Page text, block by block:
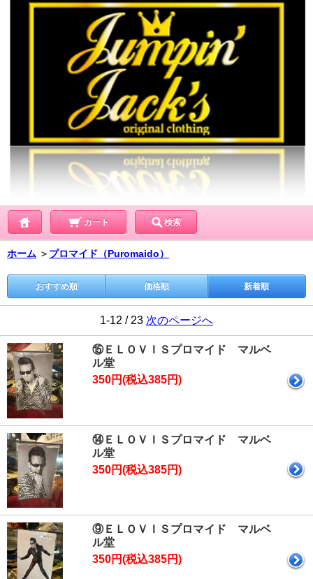
カート 検索
ホーム ＞ プロマイド（Puromaido）
おすすめ順 価格順 新着順
1-12 / 23 次のページへ
⑮ＥＬＯＶＩＳプロマイド マルベ
ル堂
350円(税込385円)
⑭ＥＬＯＶＩＳプロマイド マルベ
ル堂
350円(税込385円)
⑨ＥＬＯＶＩＳプロマイド マルベ
ル堂
350円(税込385円)